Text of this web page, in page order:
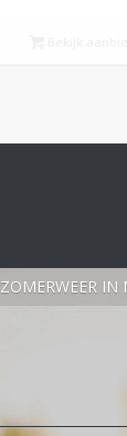
ZOMERWEER IN